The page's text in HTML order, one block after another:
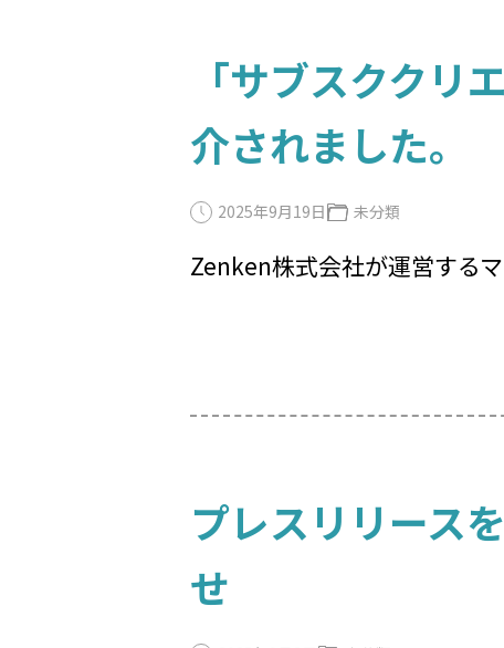
「サブスクク
介されました。
2025年9月19日 未分類
Zenken株式会社が運営する
プレスリリース
せ